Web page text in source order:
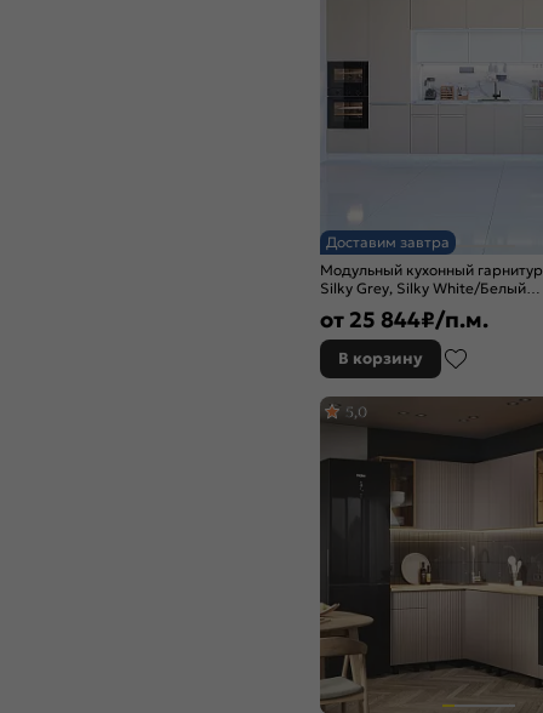
Доставим завтра
Модульный кухонный
Silky Grey, Silky White/Белый
от 25 844₽/п.м.
В корзину
5,0